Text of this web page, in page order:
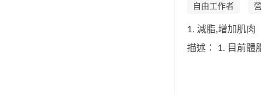
自由工作者
1. 減脂,增加肌肉
描述： 1. 目前體